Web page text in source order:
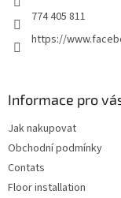
774 405 811
https://
Informace pro
Jak nakupovat
Obchodní podmínky
Contats
Floor installation